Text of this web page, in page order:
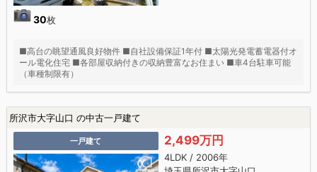
30枚
■高台の眺望通風良好物件 ■自社設備保証1年付 ■太陽光発電蓄電器付オ
ール電化住宅 ■各部屋収納付きの収納豊富なお住まい ■車4台駐車可能
（車種制限有）
所沢市大字山口 の中古一戸建て
一戸建て 2,499万円
4LDK / 2006年